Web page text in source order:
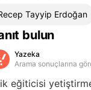
Tayyip Erdoğan
bulun
Yazeka
Arama sonuçlarına
eğiticisi